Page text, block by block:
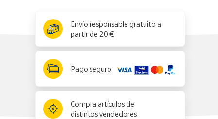
Envío responsable gratuito a
partir de 20 €
Pago seguro
Compra artículos de
distintos vendedores